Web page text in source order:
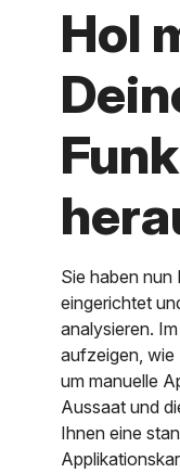
Hol
Sie haben
eingerichtet
analysieren.
aufzeigen, wie
um manuelle
Aussaat und
Ihnen eine